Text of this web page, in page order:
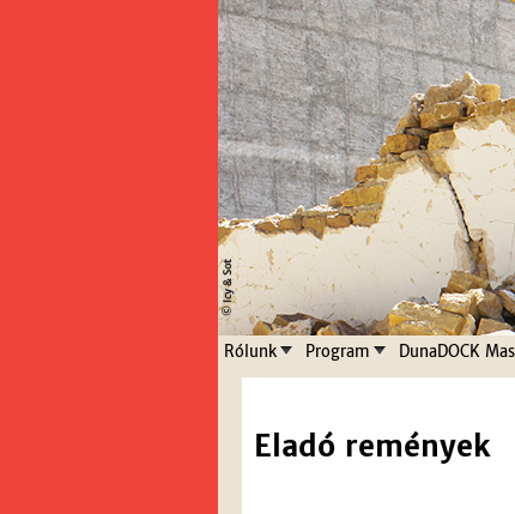
Eladó remények
Rólunk Program DunaDOCK